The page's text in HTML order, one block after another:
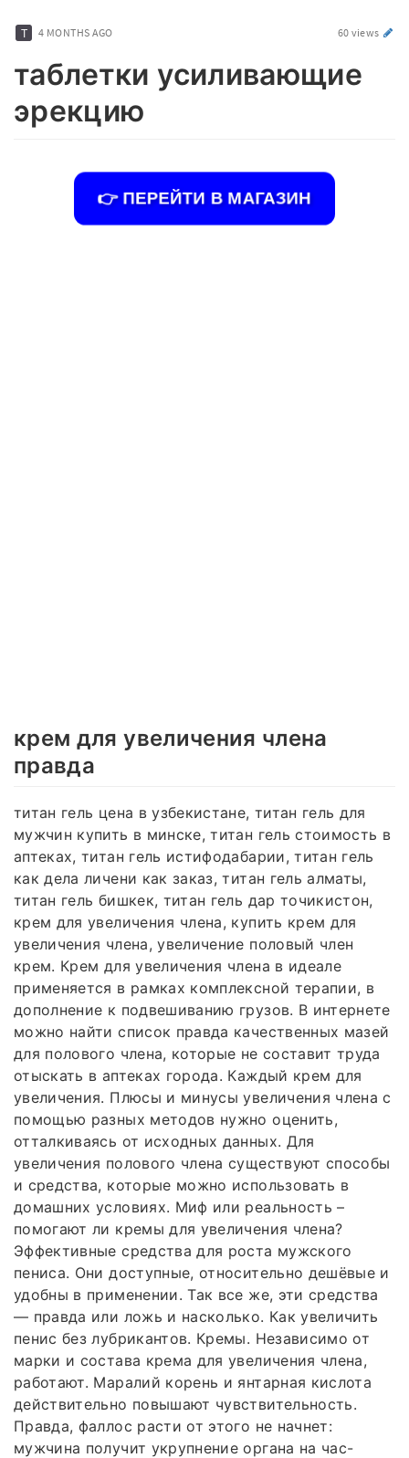
4 MONTHS AGO 60 views
таблетки усиливающие
эрекцию
👉 ПЕРЕЙТИ В МАГАЗИН
крем для увеличения члена
правда
титан гель цена в узбекистане, титан гель для
мужчин купить в минске, титан гель стоимость в
аптеках, титан гель истифодабарии, титан гель
как дела личени как заказ, титан гель алматы,
титан гель бишкек, титан гель дар точикистон,
крем для увеличения члена, купить крем для
увеличения члена, увеличение половый член
крем. Крем для увеличения члена в идеале
применяется в рамках комплексной терапии, в
дополнение к подвешиванию грузов. В интернете
можно найти список правда качественных мазей
для полового члена, которые не составит труда
отыскать в аптеках города. Каждый крем для
увеличения. Плюсы и минусы увеличения члена с
помощью разных методов нужно оценить,
отталкиваясь от исходных данных. Для
увеличения полового члена существуют способы
и средства, которые можно использовать в
домашних условиях. Миф или реальность –
помогают ли кремы для увеличения члена?
Эффективные средства для роста мужского
пениса. Они доступные, относительно дешёвые и
удобны в применении. Так все же, эти средства
— правда или ложь и насколько. Как увеличить
пенис без лубрикантов. Кремы. Независимо от
марки и состава крема для увеличения члена,
работают. Маралий корень и янтарная кислота
действительно повышают чувствительность.
Правда, фаллос расти от этого не начнет:
мужчина получит укрупнение органа на час-